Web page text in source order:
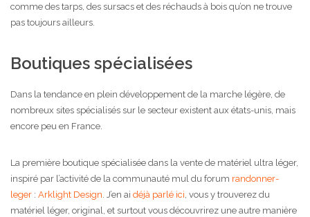
comme des tarps, des sursacs et des réchauds à bois qu’on ne trouve
pas toujours ailleurs.
Boutiques spécialisées
Dans la tendance en plein développement de la marche légère, de
nombreux sites spécialisés sur le secteur existent aux états-unis, mais
encore peu en France.
La première boutique spécialisée dans la vente de matériel ultra léger,
inspiré par l’activité de la communauté mul du forum randonner-
leger : Arklight Design. J’en ai déjà parlé ici, vous y trouverez du
matériel léger, original, et surtout vous découvrirez une autre manière